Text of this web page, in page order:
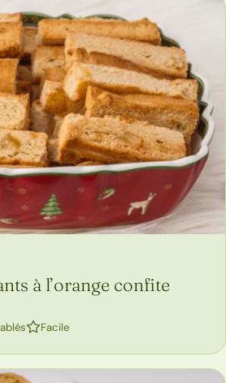
à l’orange confite
Facile